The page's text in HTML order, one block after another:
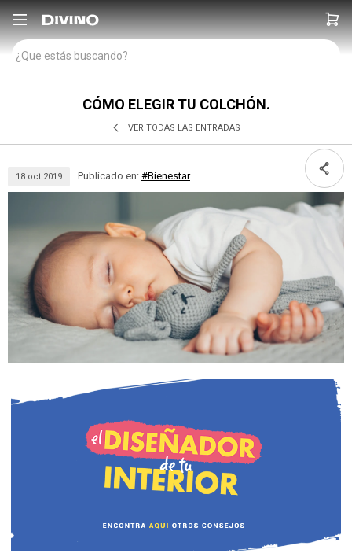

CÓMO ELEGIR TU COLCHÓN.
VER TODAS LAS ENTRADAS
18 oct 2019 Publicado en: #Bienestar